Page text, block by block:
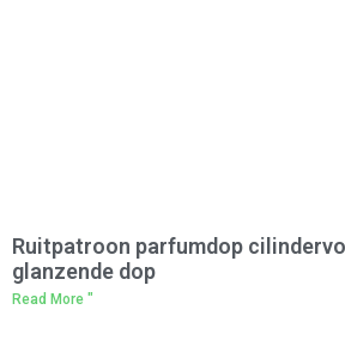
Ruitpatroon parfumdop
glanzende dop
Read More "